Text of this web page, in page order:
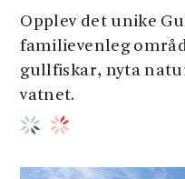
Opplev det unike
familievenleg
gullfiskar, nyta
vatnet.